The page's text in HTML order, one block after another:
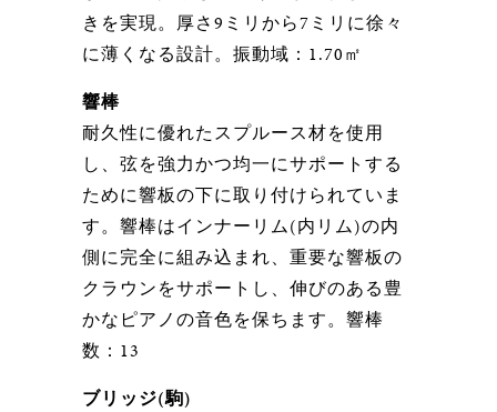
きを実現。厚さ9ミリから7ミリに徐々
に薄くなる設計。振動域：1.70㎡
響棒
耐久性に優れたスプルース材を使用
し、弦を強力かつ均一にサポートする
ために響板の下に取り付けられていま
す。響棒はインナーリム(内リム)の内
側に完全に組み込まれ、重要な響板の
クラウンをサポートし、伸びのある豊
かなピアノの音色を保ちます。響棒
数：13
ブリッジ(駒)